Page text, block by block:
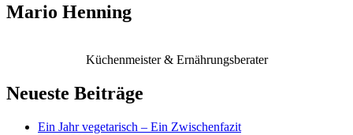
Mario Henning
Küchenmeister & Ernährungsberater
Neueste Beiträge
Ein Jahr vegetarisch – Ein Zwischenfazit